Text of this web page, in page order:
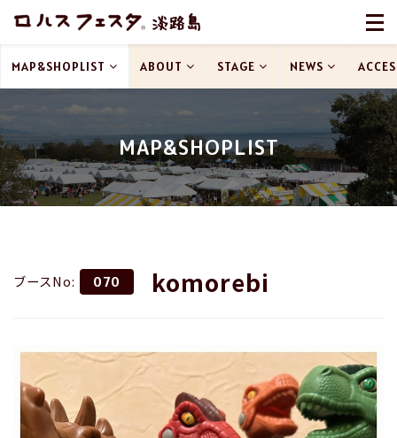
MAP&SHOPLIST
MAP&SHOPLIST ABOUT STAGE NEWS
ブースNo: 070 komorebi